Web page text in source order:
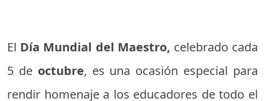
El Día Mundial del Maestro, celebrado cada
5 de octubre, es una ocasión especial para
rendir homenaje a los educadores de todo el